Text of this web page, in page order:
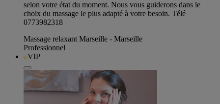
selon votre état du moment. Nous vous guiderons dans le
choix du massage le plus adapté à votre besoin. Télé
0773982318
Massage relaxant Marseille - Marseille
Professionnel
VIP